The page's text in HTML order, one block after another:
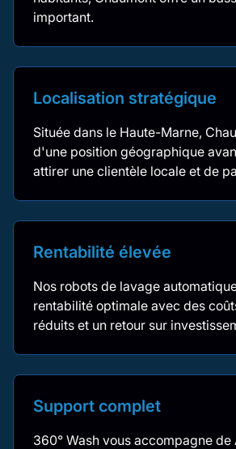
important.
Localisation stratégique
Située dans le Haute-Marne,
d'une position géographique
attirer une clientèle locale et de
Rentabilité élevée
Nos robots de lavage
rentabilité optimale avec des
réduits et un retour sur
Support complet
360° Wash vous accompagne de